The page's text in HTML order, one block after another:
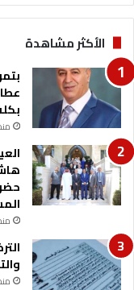
الأكثر مشاهدة
بكلفة
منذ 3